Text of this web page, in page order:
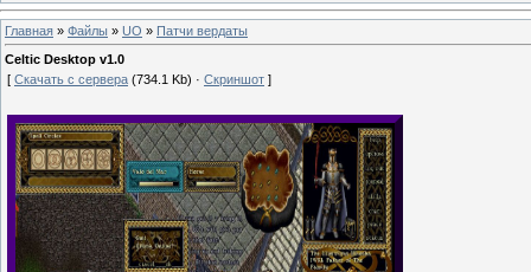
Главная » Файлы » UO » Патчи вердаты
Celtic Desktop v1.0
[ Скачать с сервера (734.1 Kb) · Скриншот ]